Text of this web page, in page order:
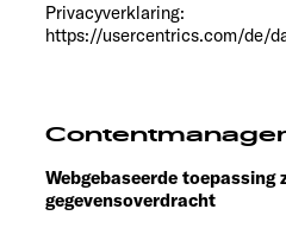
Privacyverklaring:
https://usercentrics.com/de/
Webgebaseerde toepassing
gegevensoverdracht